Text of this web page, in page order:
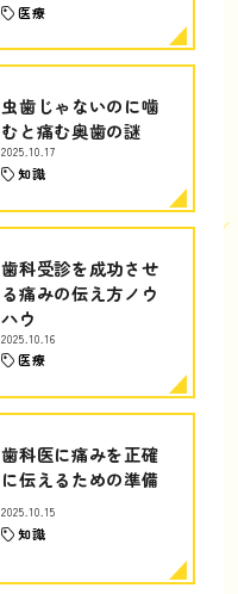
医療
虫歯じゃないのに噛
むと痛む奥歯の謎
2025.10.17
知識
歯科受診を成功させ
る痛みの伝え方ノウ
ハウ
2025.10.16
医療
歯科医に痛みを正確
に伝えるための準備
2025.10.15
知識